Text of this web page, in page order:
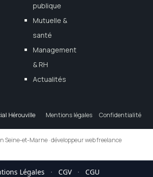
publique
Mutuelle &
santé
Management
& RH
Actualités
Hérouville Mentions légales Confidentialité
Seine-et-Marne·développeur web freelance
Légales · CGV · CGU